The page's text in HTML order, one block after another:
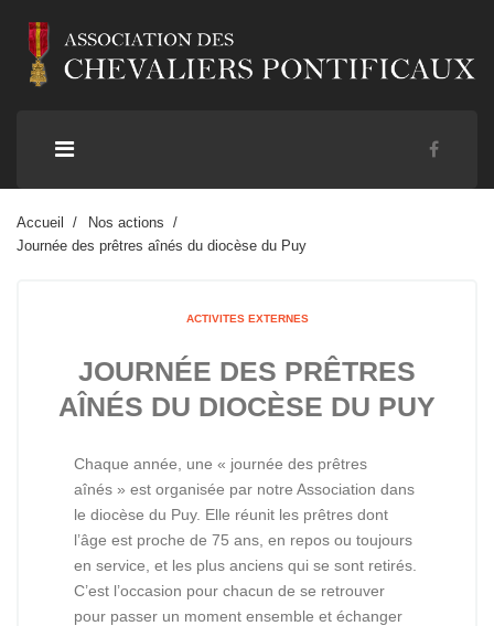
Accueil
Nos actions
Journée des prêtres aînés du diocèse du Puy
ACTIVITES EXTERNES
JOURNÉE DES PRÊTRES
AÎNÉS DU DIOCÈSE DU PUY
Chaque année, une « journée des prêtres
aînés » est organisée par notre Association dans
le diocèse du Puy. Elle réunit les prêtres dont
l’âge est proche de 75 ans, en repos ou toujours
en service, et les plus anciens qui se sont retirés.
C’est l’occasion pour chacun de se retrouver
pour passer un moment ensemble et échanger